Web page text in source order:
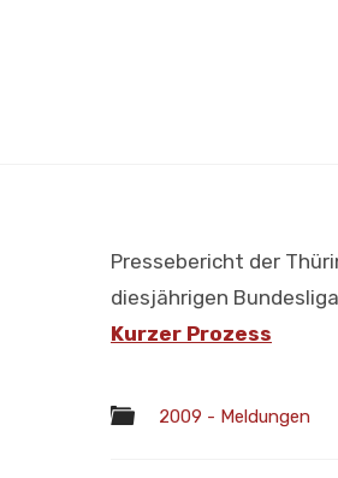
Pressebericht der
diesjährigen
Kurzer Prozess
2009 - Meldungen